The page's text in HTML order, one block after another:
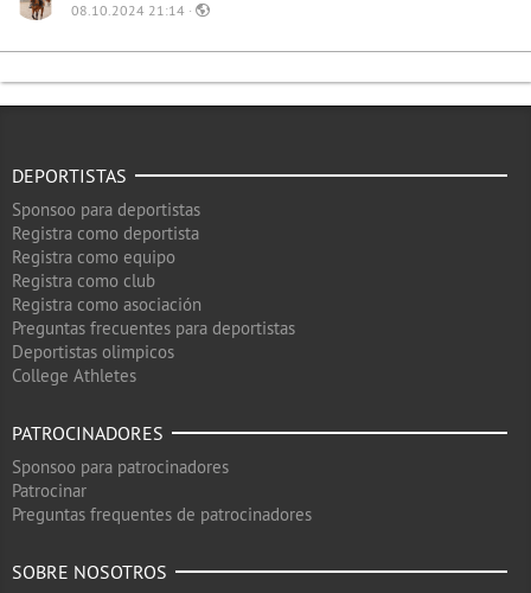
08.10.2024 21:14 ·
DEPORTISTAS
Sponsoo para deportistas
Registra como deportista
Registra como equipo
Registra como club
Registra como asociación
Preguntas frecuentes para deportistas
Deportistas olimpicos
College Athletes
PATROCINADORES
Sponsoo para patrocinadores
Patrocinar
Preguntas frequentes de patrocinadores
SOBRE NOSOTROS